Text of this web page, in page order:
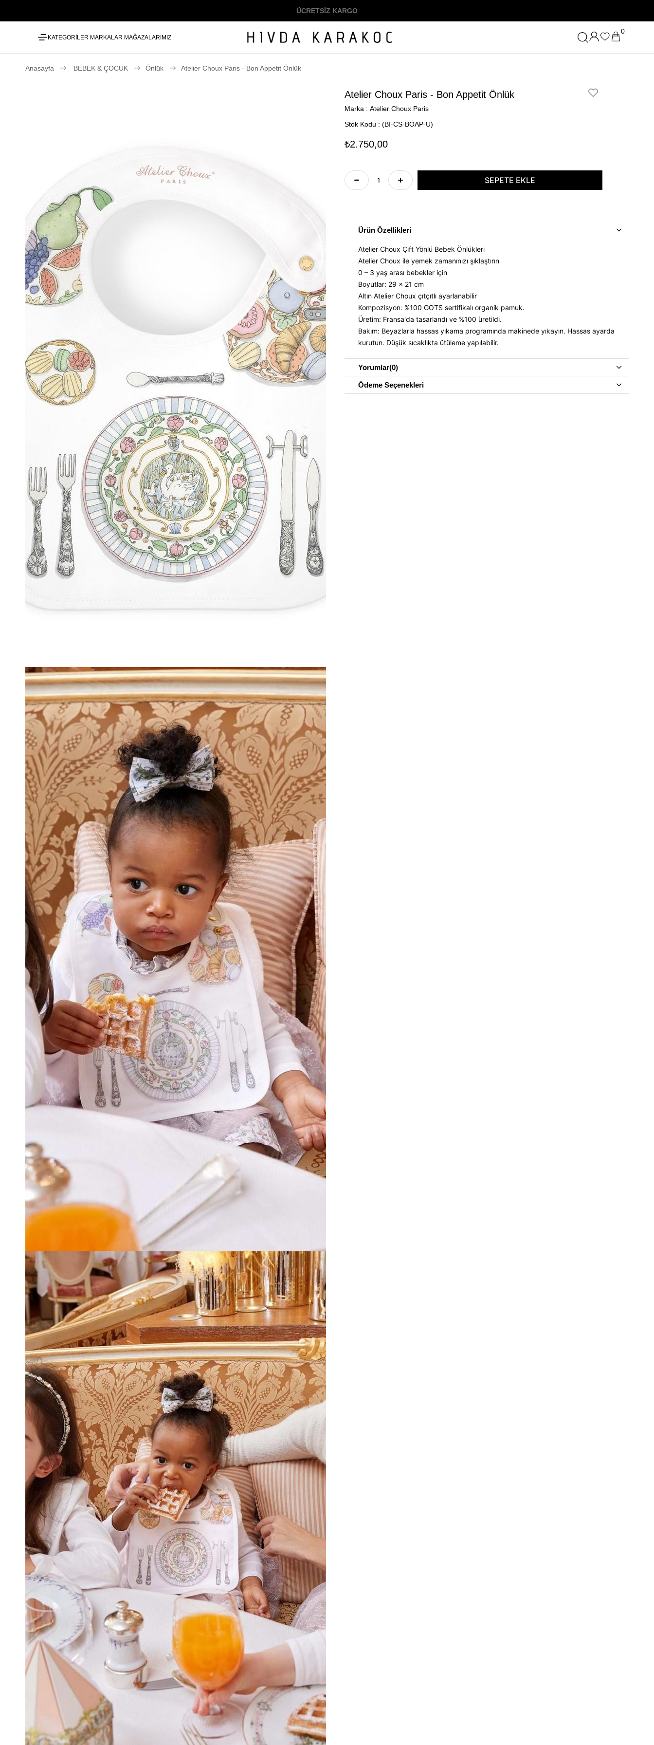
ÜCRETSİZ KARGO
KATEGORİLER MARKALAR MAĞAZALARIMIZ
0
Anasayfa BEBEK & ÇOCUK Önlük Atelier Choux Paris - Bon Appetit Önlük
Atelier Choux Paris - Bon Appetit Önlük
Marka : Atelier Choux Paris
Stok Kodu
(BI-CS-BOAP-U)
₺2.750,00
Ürün Özellikleri
Atelier Choux Çift Yönlü Bebek Önlükleri
Atelier Choux ile yemek zamanınızı şıklaştırın
0 – 3 yaş arası bebekler için
Boyutlar: 29 x 21 cm
Altın Atelier Choux çıtçıtlı ayarlanabilir
Kompozisyon: %100 GOTS sertifikalı organik pamuk.
Üretim: Fransa'da tasarlandı ve %100 üretildi.
Bakım: Beyazlarla hassas yıkama programında makinede yıkayın. Hassas ayarda
kurutun. Düşük sıcaklıkta ütüleme yapılabilir.
Yorumlar(0)
Ödeme Seçenekleri